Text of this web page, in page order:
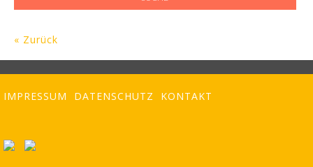
« Zurück
IMPRESSUM DATENSCHUTZ KONTAKT